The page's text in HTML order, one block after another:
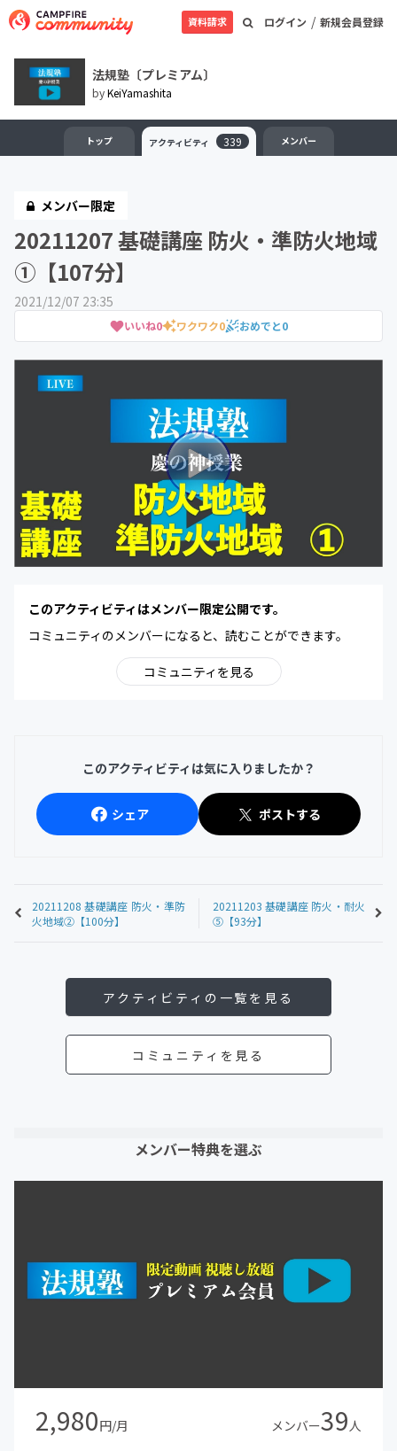
ログイン / 新規会員登録
資料請求
法規塾〔プレミアム〕
byKeiYamashita
トップ アクティビティ 339 メンバー
メンバー限定
20211207 基礎講座 防火・準防火地域
①【107分】
2021/12/07 23:35
いいね0 ワクワク0 おめでと0
このアクティビティはメンバー限定公開です。
コミュニティのメンバーになると、読むことができます。
コミュニティを見る
このアクティビティは気に入りましたか？
シェア ポストする
20211208 基礎講座 防火・準防
火地域②【100分】
20211203 基礎講座 防火・耐火
⑤【93分】
アクティビティの一覧を見る
コミュニティを見る
メンバー特典を選ぶ
2,980円/月 メンバー39人